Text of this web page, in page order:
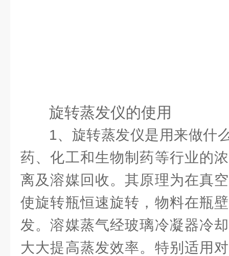
旋转蒸发仪的使用
1、旋转蒸发仪是用来做什
药、化工和生物制药等行业的
离及溶媒回收。其原理为在真
使旋转瓶恒速旋转，物料在瓶
发。溶媒蒸气经玻璃冷凝器冷
大大提高蒸发效率。特别适用